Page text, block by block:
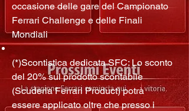
occasione delle gare del Campionato
Ferrari Challenge e delle Finali
Mondiali
(*)Scontistica dedicata SFC: Lo sconto
del 20% sul prodotto scontabile
(Scuderia Ferrari Product) potrà
essere applicato oltre che presso i